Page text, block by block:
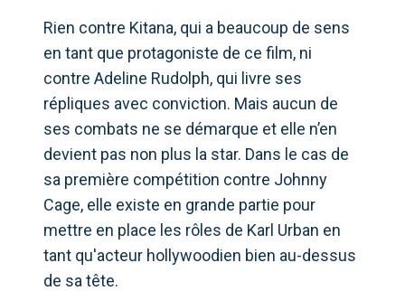
Rien contre Kitana, qui a beaucoup de sens
en tant que protagoniste de ce film, ni
contre Adeline Rudolph, qui livre ses
répliques avec conviction. Mais aucun de
ses combats ne se démarque et elle n’en
devient pas non plus la star. Dans le cas de
sa première compétition contre Johnny
Cage, elle existe en grande partie pour
mettre en place les rôles de Karl Urban en
tant qu'acteur hollywoodien bien au-dessus
de sa tête.